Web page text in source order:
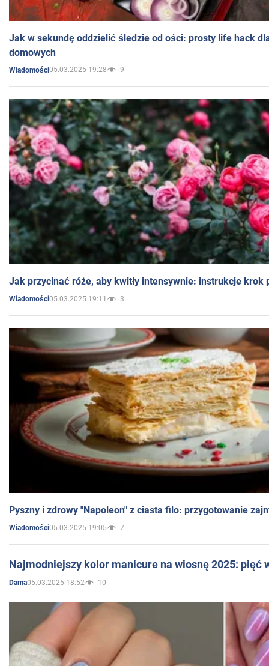
Jak w sekundę oddzielić śledzie od ości: prosty life hack
domowych
Wiadomości05.03.2025 19:28 9
Jak przycinać róże, aby kwitły intensywnie: instrukcje krok
Wiadomości05.03.2025 19:11 3
Pyszny i zdrowy "Napoleon" z ciasta filo: przygotowanie
Wiadomości05.03.2025 19:05 7
Najmodniejszy kolor manicure na wiosnę 2025: pięć
Dama05.03.2025 18:52 10